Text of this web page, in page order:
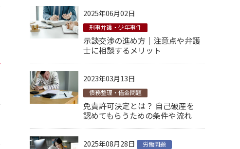
2025年06月02日
刑事弁護・少年事件
示談交渉の進め方｜注意点や弁護
士に相談するメリット
2023年03月13日
債務整理・借金問題
免責許可決定とは？ 自己破産を
認めてもらうための条件や流れ
2025年08月28日 労働問題